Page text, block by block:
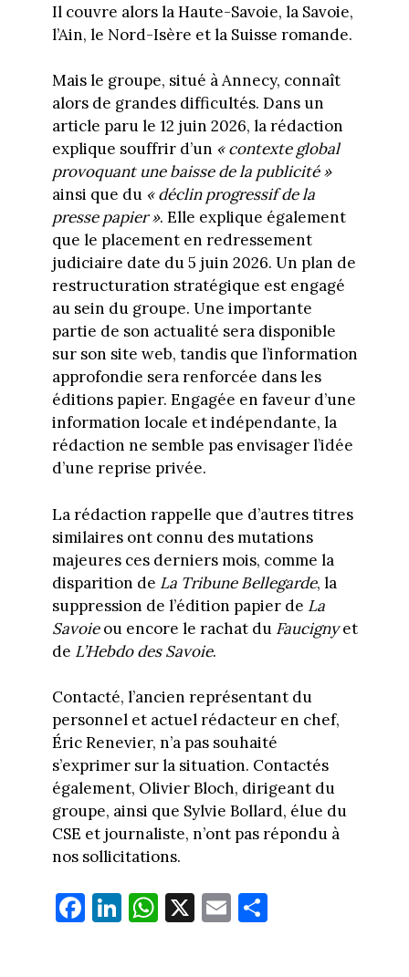
Il couvre alors la Haute-Savoie, la Savoie,
l’Ain, le Nord-Isère et la Suisse romande.
Mais le groupe, situé à Annecy, connaît
alors de grandes difficultés. Dans un
article paru le 12 juin 2026, la rédaction
explique souffrir d’un « contexte global
provoquant une baisse de la publicité »
ainsi que du « déclin progressif de la
presse papier ». Elle explique également
que le placement en redressement
judiciaire date du 5 juin 2026. Un plan de
restructuration stratégique est engagé
au sein du groupe. Une importante
partie de son actualité sera disponible
sur son site web, tandis que l’information
approfondie sera renforcée dans les
éditions papier. Engagée en faveur d’une
information locale et indépendante, la
rédaction ne semble pas envisager l’idée
d’une reprise privée.
La rédaction rappelle que d’autres titres
similaires ont connu des mutations
majeures ces derniers mois, comme la
disparition de La Tribune Bellegarde, la
suppression de l’édition papier de La
Savoieou encore le rachat du Faucignyet
de L’Hebdo des Savoie.
Contacté, l’ancien représentant du
personnel et actuel rédacteur en chef,
Éric Renevier, n’a pas souhaité
s’exprimer sur la situation. Contactés
également, Olivier Bloch, dirigeant du
groupe, ainsi que Sylvie Bollard, élue du
CSE et journaliste, n’ont pas répondu à
nos sollicitations.
Fa
ce
Li
nk
W
ha
X E
m
Pa
rt